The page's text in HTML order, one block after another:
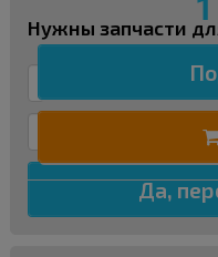
Нужны запчасти